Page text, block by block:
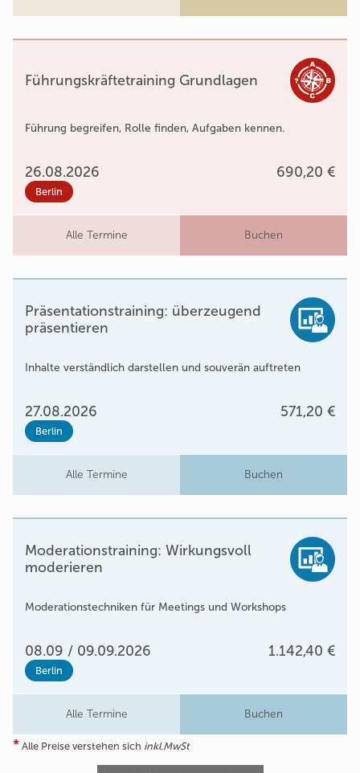
Führungskräftetraining Grundlagen
Führung begreifen, Rolle finden, Aufgaben kennen.
26.08.2026 690,20 €
Berlin
Alle Termine Buchen
Präsentationstraining: überzeugend
präsentieren
Inhalte verständlich darstellen und souverän auftreten
27.08.2026 571,20 €
Berlin
Alle Termine Buchen
Moderationstraining: Wirkungsvoll
moderieren
Moderationstechniken für Meetings und Workshops
08.09 / 09.09.2026 1.142,40 €
Berlin
Alle Termine Buchen
* Alle Preise verstehen sich inkl.MwSt